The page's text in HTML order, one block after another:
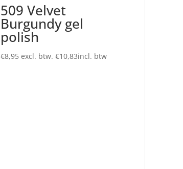
509 Velvet
Burgundy gel
polish
€8,95 excl. btw. €10,83incl. btw